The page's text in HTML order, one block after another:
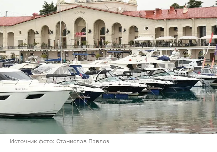
Источник фото: Станислав Павлов